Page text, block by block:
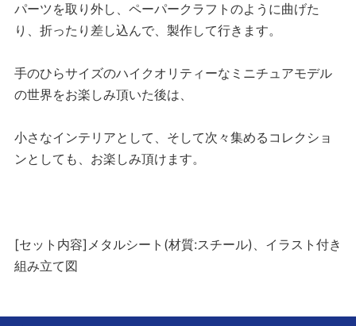
パーツを取り外し、ペーパークラフトのように曲げた
り、折ったり差し込んで、製作して行きます。
手のひらサイズのハイクオリティーなミニチュアモデル
の世界をお楽しみ頂いた後は、
小さなインテリアとして、そして次々集めるコレクショ
ンとしても、お楽しみ頂けます。
[セット内容]メタルシート(材質:スチール)、イラスト付き
組み立て図